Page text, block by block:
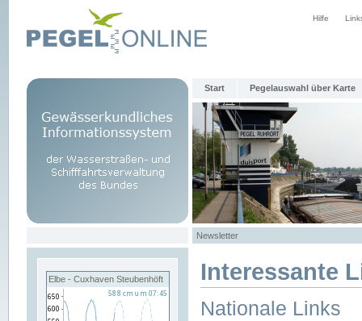
Hilfe
Start Pegelauswahl über Karte
Newsletter
Elbe - Cuxhaven Steubenhöft Interessante
Nationale Links